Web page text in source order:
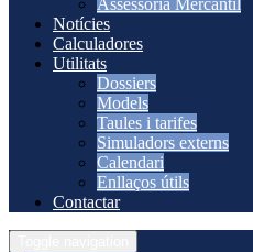
Assessoria Mercantil
Notícies
Calculadores
Utilitats
Dossiers
Models
Taules i tarifes
Simuladors externs
Calendari
Enllaços útils
Contactar